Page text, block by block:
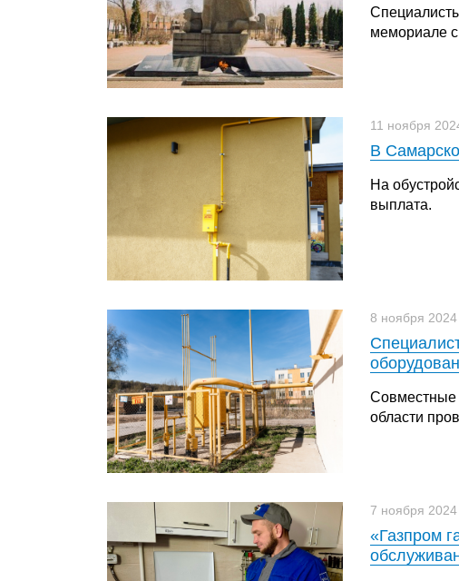
мемориале
11 ноября
В
На
выплата.
8 ноября 2024
Совместные
области
7 ноября 2024
«Газпром